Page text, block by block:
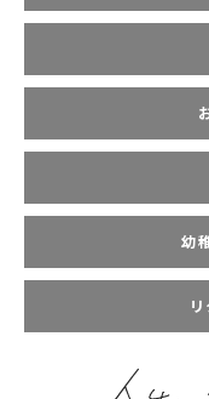
幼